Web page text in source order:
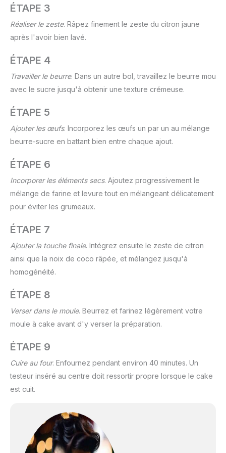
ÉTAPE 3
Réaliser le zeste. Râpez finement le zeste du citron jaune
après l'avoir bien lavé.
ÉTAPE 4
Travailler le beurre. Dans un autre bol, travaillez le beurre mou
avec le sucre jusqu'à obtenir une texture crémeuse.
ÉTAPE 5
Ajouter les œufs. Incorporez les œufs un par un au mélange
beurre-sucre en battant bien entre chaque ajout.
ÉTAPE 6
Incorporer les éléments secs. Ajoutez progressivement le
mélange de farine et levure tout en mélangeant délicatement
pour éviter les grumeaux.
ÉTAPE 7
Ajouter la touche finale. Intégrez ensuite le zeste de citron
ainsi que la noix de coco râpée, et mélangez jusqu'à
homogénéité.
ÉTAPE 8
Verser dans le moule. Beurrez et farinez légèrement votre
moule à cake avant d'y verser la préparation.
ÉTAPE 9
Cuire au four. Enfournez pendant environ 40 minutes. Un
testeur inséré au centre doit ressortir propre lorsque le cake
est cuit.